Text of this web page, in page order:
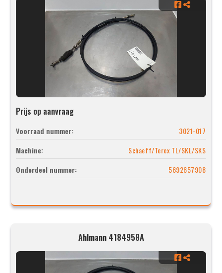
Prijs op aanvraag
Voorraad nummer:
3021-017
Machine:
Schaeff/Terex TL/SKL/SKS
Onderdeel nummer:
5692657908
Ahlmann 4184958A